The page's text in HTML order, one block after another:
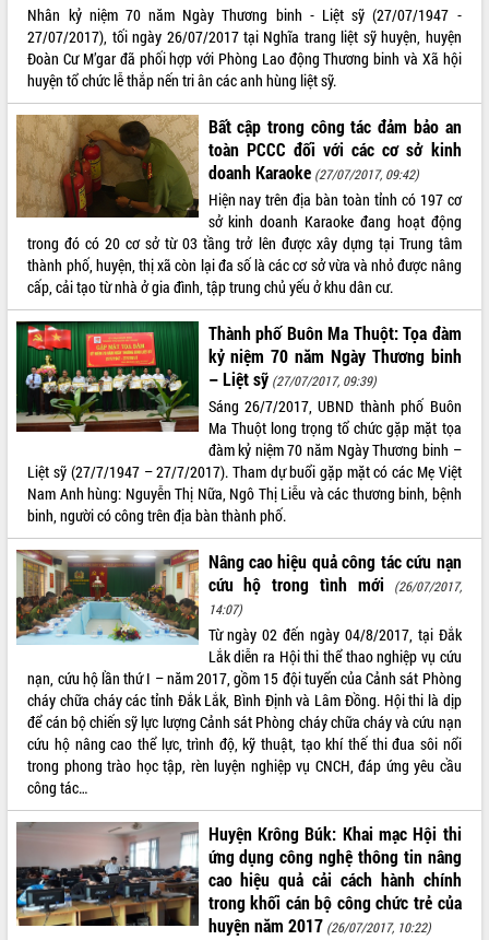
THỐNG KÊ TRUY CẬP
Hôm nay: 39993
Tất cả: 66085316
Nhân kỷ niệm 70 năm Ngày Thương binh - Liệt sỹ (27/07/1947 -
27/07/2017), tối ngày 26/07/2017 tại Nghĩa trang liệt sỹ huyện, huyện
Đoàn Cư M’gar đã phối hợp với Phòng Lao động Thương binh và Xã hội
huyện tổ chức lễ thắp nến tri ân các anh hùng liệt sỹ.
Bất cập trong công tác đảm bảo an
toàn PCCC đối với các cơ sở kinh
doanh Karaoke (27/07/2017, 09:42)
Hiện nay trên địa bàn toàn tỉnh có 197 cơ
sở kinh doanh Karaoke đang hoạt động
trong đó có 20 cơ sở từ 03 tầng trở lên được xây dựng tại Trung tâm
thành phố, huyện, thị xã còn lại đa số là các cơ sở vừa và nhỏ được nâng
cấp, cải tạo từ nhà ở gia đình, tập trung chủ yếu ở khu dân cư.
Thành phố Buôn Ma Thuột: Tọa đàm
kỷ niệm 70 năm Ngày Thương binh
– Liệt sỹ (27/07/2017, 09:39)
Sáng 26/7/2017, UBND thành phố Buôn
Ma Thuột long trọng tổ chức gặp mặt tọa
đàm kỷ niệm 70 năm Ngày Thương binh –
Liệt sỹ (27/7/1947 – 27/7/2017). Tham dự buổi gặp mặt có các Mẹ Việt
Nam Anh hùng: Nguyễn Thị Nữa, Ngô Thị Liễu và các thương binh, bệnh
binh, người có công trên địa bàn thành phố.
Nâng cao hiệu quả công tác cứu nạn
cứu hộ trong tình mới
(26/07/2017,
14:07)
Từ ngày 02 đến ngày 04/8/2017, tại Đắk
Lắk diễn ra Hội thi thể thao nghiệp vụ cứu
nạn, cứu hộ lần thứ I – năm 2017, gồm 15 đội tuyển của Cảnh sát Phòng
cháy chữa cháy các tỉnh Đắk Lắk, Bình Định và Lâm Đồng. Hội thi là dịp
để cán bộ chiến sỹ lực lượng Cảnh sát Phòng cháy chữa cháy và cứu nạn
cứu hộ nâng cao thể lực, trình độ, kỹ thuật, tạo khí thế thi đua sôi nổi
trong phong trào học tập, rèn luyện nghiệp vụ CNCH, đáp ứng yêu cầu
công tác…
Huyện Krông Búk: Khai mạc Hội thi
ứng dụng công nghệ thông tin nâng
cao hiệu quả cải cách hành chính
trong khối cán bộ công chức trẻ của
huyện năm 2017 (26/07/2017, 10:22)